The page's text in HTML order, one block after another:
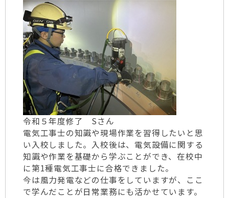
令和５年度修了 Sさん
電気工事士の知識や現場作業を習得したいと思
い入校しました。入校後は、電気設備に関する
知識や作業を基礎から学ぶことができ、在校中
に第1種電気工事士に合格できました。
今は風力発電などの仕事をしていますが、ここ
で学んだことが日常業務にも活かせています。